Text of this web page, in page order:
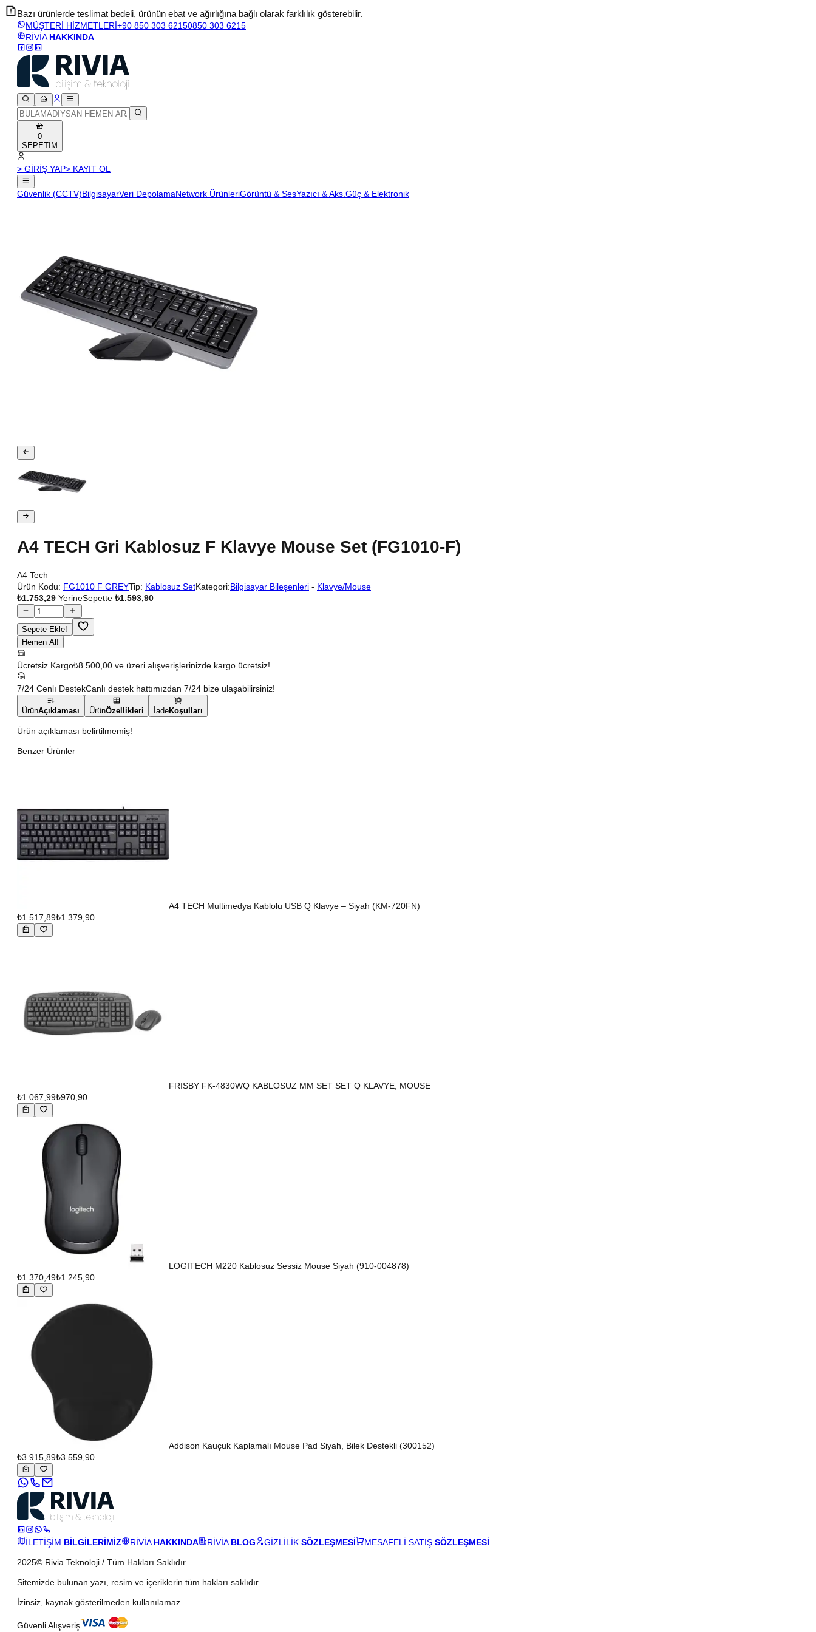
Bazı ürünlerde teslimat bedeli, ürünün ebat ve ağırlığına bağlı olarak farklılık gösterebilir.
MÜŞTERİ HİZMETLERİ+90 850 303 62150850 303 6215
RİVİA HAKKINDA
0
SEPETİM
> GİRİŞ YAP> KAYIT OL
Güvenlik (CCTV)BilgisayarVeri DepolamaNetwork ÜrünleriGörüntü & SesYazıcı & Aks.Güç & Elektronik
A4 TECH Gri Kablosuz F Klavye Mouse Set (FG1010-F)
A4 Tech
Ürün Kodu: FG1010 F GREYTip: Kablosuz SetKategori:Bilgisayar Bileşenleri - Klavye/Mouse
₺1.753,29 YerineSepette ₺1.593,90
Sepete Ekle!
Hemen Al!
Ücretsiz Kargo₺8.500,00 ve üzeri alışverişlerinizde kargo ücretsiz!
7/24 Cenlı DestekCanlı destek hattımızdan 7/24 bize ulaşabilirsiniz!
ÜrünAçıklaması ÜrünÖzellikleri İadeKoşulları
Ürün açıklaması belirtilmemiş!
Benzer Ürünler
A4 TECH Multimedya Kablolu USB Q Klavye – Siyah (KM-720FN)
₺1.517,89₺1.379,90
FRISBY FK-4830WQ KABLOSUZ MM SET SET Q KLAVYE, MOUSE
₺1.067,99₺970,90
LOGITECH M220 Kablosuz Sessiz Mouse Siyah (910-004878)
₺1.370,49₺1.245,90
Addison Kauçuk Kaplamalı Mouse Pad Siyah, Bilek Destekli (300152)
₺3.915,89₺3.559,90
İLETİŞİM BİLGİLERİMİZ RİVİAHAKKINDA RİVİABLOG GİZLİLİK SÖZLEŞMESİ MESAFELİ SATIŞ SÖZLEŞMESİ
2025© Rivia Teknoloji / Tüm Hakları Saklıdır.
Sitemizde bulunan yazı, resim ve içeriklerin tüm hakları saklıdır.
İzinsiz, kaynak gösterilmeden kullanılamaz.
Güvenli Alışveriş